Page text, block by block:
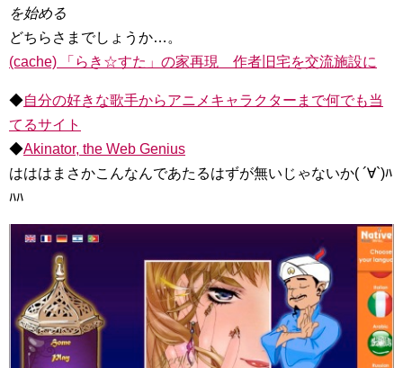
を始める
どちらさまでしょうか…。
(cache) 「らき☆すた」の家再現 作者旧宅を交流施設に
◆自分の好きな歌手からアニメキャラクターまで何でも当
てるサイト
◆Akinator, the Web Genius
はははまさかこんなんであたるはずが無いじゃないか( ´∀`)ﾊ
ﾊﾊ